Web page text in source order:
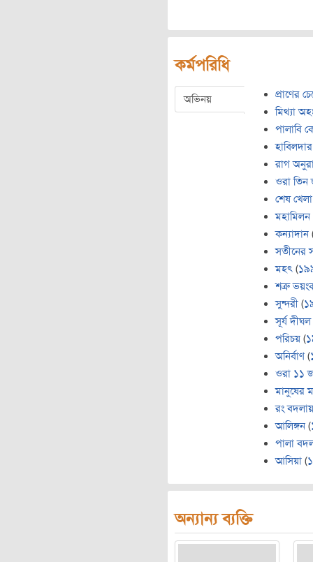
কর্মপরিধি
অভিনয়
প্রাণের
মিথ্যা
পালাবি
হাবিলদার
রাগ
ওরা তিন
শেষ খেলা
মহামিলন
কন্যাদান
সতীনের
মহৎ (
শত্রু
সুন্দরী (
সূর্য দীঘল
পরিচয় (
অনির্বাণ (
ওরা ১১
মানুষের
রং বদলায়
আলিঙ্গন (
পালা
আসিয়া (
অন্যান্য ব্যক্তি